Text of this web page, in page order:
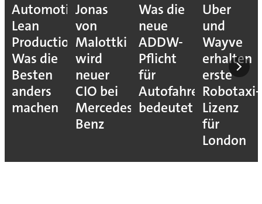
Automotive
Lean
Production:
Was die
Besten
anders
machen
Jonas
von
Malottki
wird
neuer
CIO bei
Mercedes-
Benz
Was die
neue
ADDW-
Pflicht
für
Autofahrer
bedeutet
Uber
und
Wayve
erhalten
erste
Robotaxi-
Lizenz
für
London